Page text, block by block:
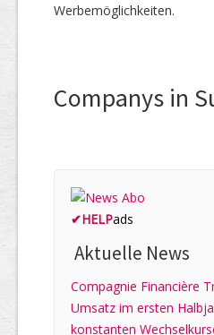
Werbemöglichkeiten.
Companys in
✔HELPads
Aktuelle News
Compagnie Financière
Umsatz im ersten
konstanten